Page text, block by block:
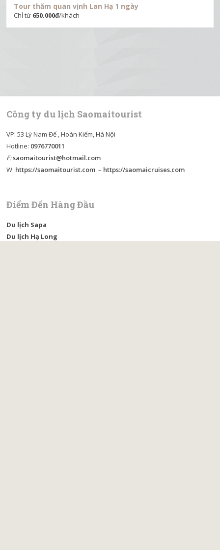
Tour thăm quan vịnh Lan Hạ 1 ngày
Chỉ từ 650.000đ/khách
Công ty du lịch Saomaitourist
VP: 53 Lý Nam Đế , Hoàn Kiếm, Hà Nội
Hotline: 0976770011
E:saomaitourist@hotmail.com
W: https://saomaitourist.com – https://saomaicruises.com
Điểm Đến Hàng Đầu
Du lịch Sapa
Du lịch Hạ Long